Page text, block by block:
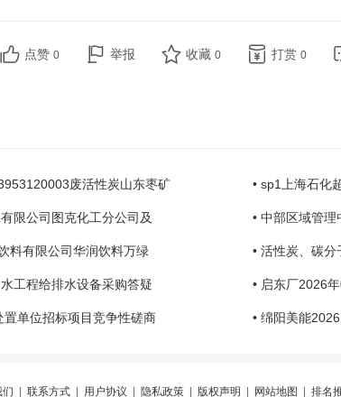
点赞 0 举报 收藏 0 打赏 0
废活性炭山东枣矿 • sp1上海石化
限公司图克化工分公司及 • 中部区域管
料有限公司华润饮料万绿 • 活性炭、碳
工程给排水设备采购答疑 • 启东厂2026
单位招标项目竞争性磋商 • 绵阳美能
们 联系方式| 用户协议 隐私政策| 版权声明 网站地图 排名